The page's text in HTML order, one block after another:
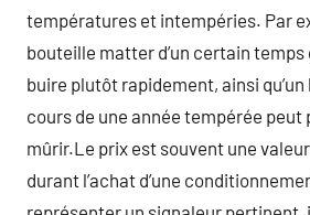
températures et intempéries. Par
bouteille matter d’un certain
buire plutôt rapidement, ainsi
cours de une année tempérée peut
mûrir.Le prix est souvent une
durant l’achat d’une